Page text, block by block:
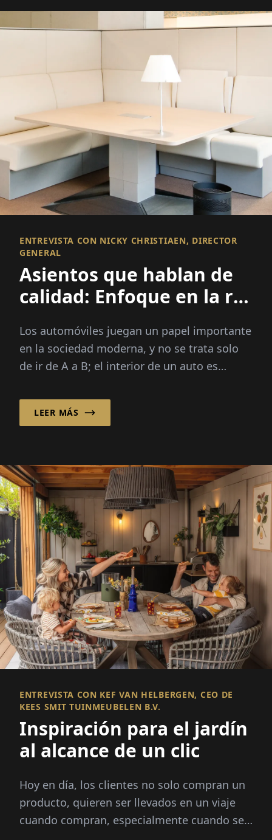
ENTREVISTA CON NICKY CHRISTIAEN, DIRECTOR
GENERAL
Asientos que hablan de
calidad: Enfoque en la re-
Los automóviles juegan un papel importante
en la sociedad moderna, y no se trata solo
de ir de A a B; el interior de un auto es
conducción cómoda
LEER MÁS
ENTREVISTA CON KEF VAN HELBERGEN, CEO DE
KEES SMIT TUINMEUBELEN B.V.
Inspiración para el jardín
al alcance de un clic
Hoy en día, los clientes no solo compran un
producto, quieren ser llevados en un viaje
cuando compran, especialmente cuando se